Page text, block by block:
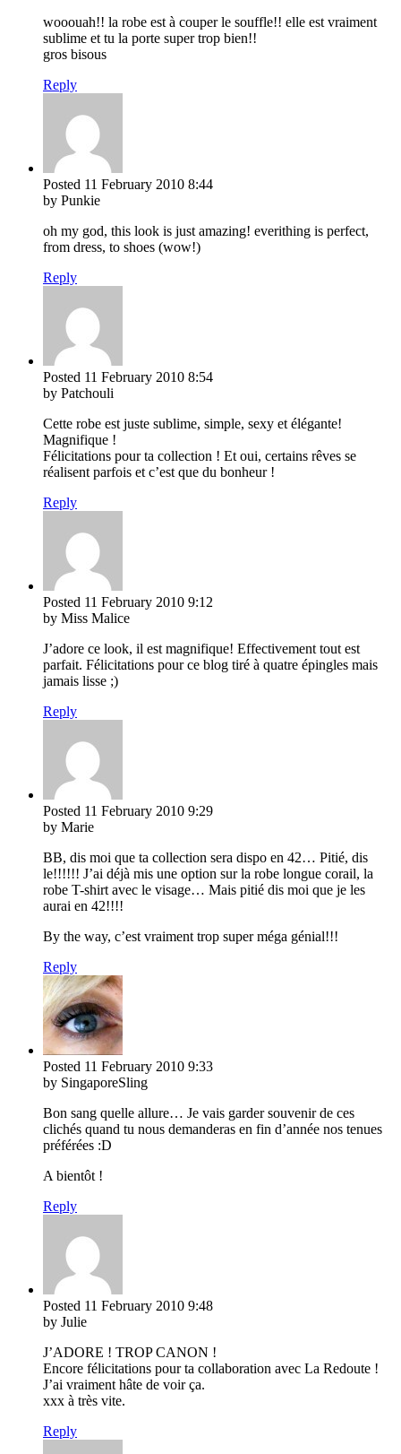
wooouah!! la robe est à couper le souffle!! elle est vraiment
sublime et tu la porte super trop bien!!
gros bisous
Reply
Posted 11 February 2010 8:44
by Punkie
oh my god, this look is just amazing! everithing is perfect,
from dress, to shoes (wow!)
Reply
Posted 11 February 2010 8:54
by Patchouli
Cette robe est juste sublime, simple, sexy et élégante!
Magnifique !
Félicitations pour ta collection ! Et oui, certains rêves se
réalisent parfois et c’est que du bonheur !
Reply
Posted 11 February 2010 9:12
by Miss Malice
J’adore ce look, il est magnifique! Effectivement tout est
parfait. Félicitations pour ce blog tiré à quatre épingles mais
jamais lisse ;)
Reply
Posted 11 February 2010 9:29
by Marie
BB, dis moi que ta collection sera dispo en 42… Pitié, dis
le!!!!!! J’ai déjà mis une option sur la robe longue corail, la
robe T-shirt avec le visage… Mais pitié dis moi que je les
aurai en 42!!!!
By the way, c’est vraiment trop super méga génial!!!
Reply
Posted 11 February 2010 9:33
by SingaporeSling
Bon sang quelle allure… Je vais garder souvenir de ces
clichés quand tu nous demanderas en fin d’année nos tenues
préférées :D
A bientôt !
Reply
Posted 11 February 2010 9:48
by Julie
J’ADORE ! TROP CANON !
Encore félicitations pour ta collaboration avec La Redoute !
J’ai vraiment hâte de voir ça.
xxx à très vite.
Reply